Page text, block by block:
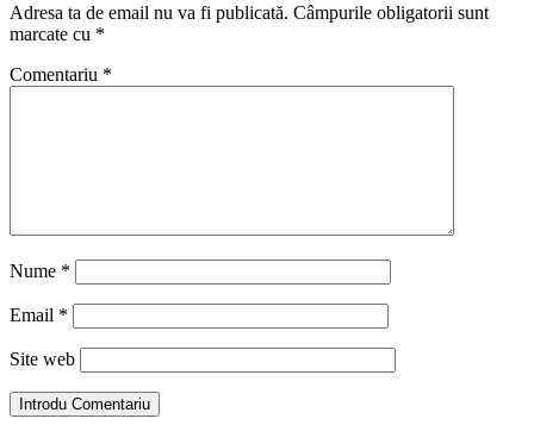
Adresa ta de email nu va fi publicată. Câmpurile obligatorii sunt
marcate cu *
Comentariu *
Nume *
Email *
Site web
Introdu Comentariu